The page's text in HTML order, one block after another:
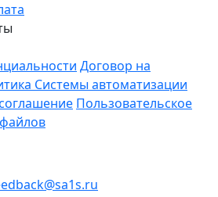
Договор на
Системы автоматизации
Пользовательское